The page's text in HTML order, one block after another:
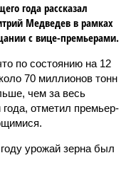
года рассказал
Медведев в рамках
с вице-премьерами.
по состоянию на 12
70 миллионов тонн
чем за весь
отметил премьер-
урожай зерна был